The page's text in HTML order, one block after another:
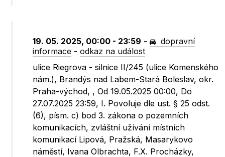
19. 05. 2025, 00:00 - 23:59 -
dopravní
informace -odkaz na událost
ulice Riegrova - silnice II/245 (ulice Komenského
nám.), Brandýs nad Labem-Stará Boleslav, okr.
Praha-východ, , Od 19.05.2025 00:00, Do
27.07.2025 23:59, I. Povoluje dle ust. § 25 odst.
(6), písm. c) bod 3. zákona o pozemních
komunikacích, zvláštní užívání místních
komunikací Lipová, Pražská, Masarykovo
náměstí, Ivana Olbrachta, F.X. Procházky,